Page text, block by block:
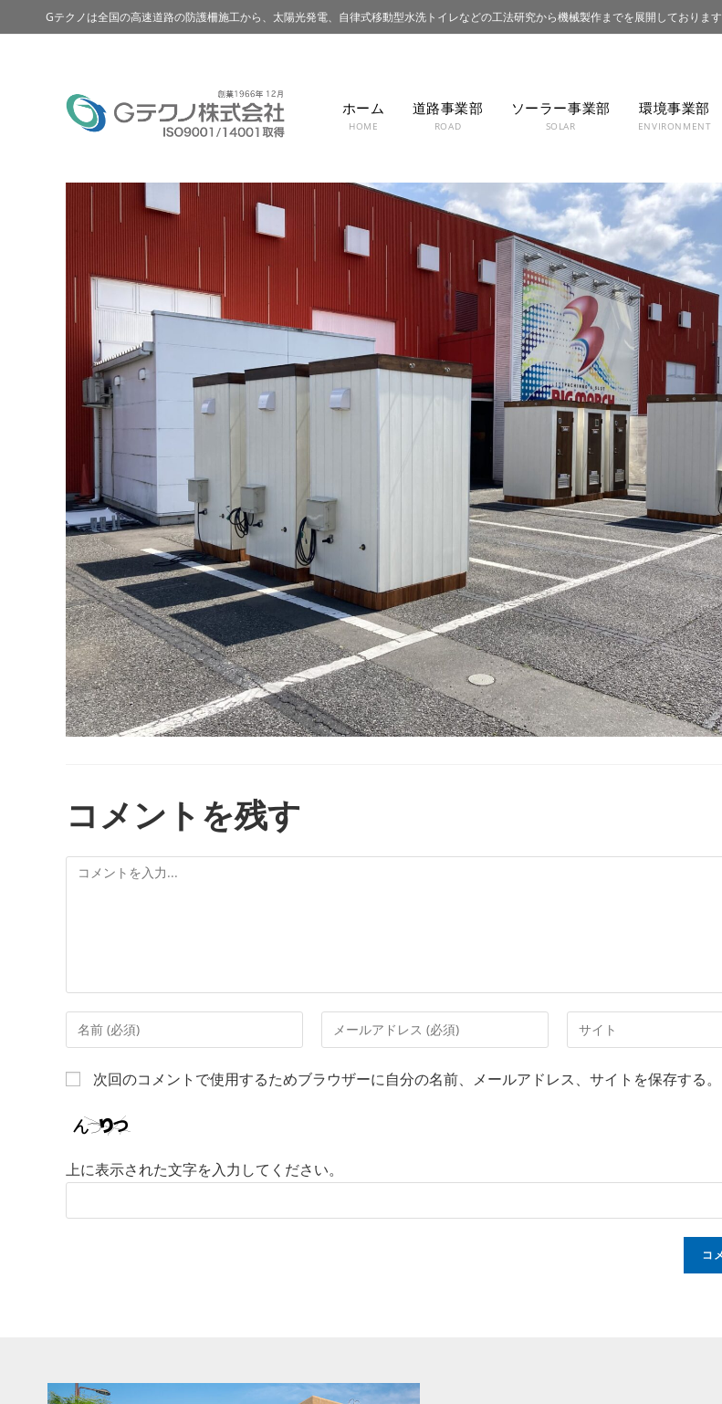
Gテクノは全国の高速道路の防護柵施工から、太陽光発電、自律式移動型水洗トイレなどの工法研究から機械製作までを展開しております
ホーム
HOME
道路事業部
ROAD
ソーラー事業部
SOLAR
環境事業部
ENVIRONMENT
コメントを残す
次回のコメントで使用するためブラウザーに自分の名前、メールアドレス、サイトを保存する。
上に表示された文字を入力してください。